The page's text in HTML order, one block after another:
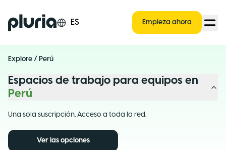
Logo Pluria ES Empieza ahora
Explore / Perú
Espacios de trabajo para equipos en
Perú
Una sola suscripción. Acceso a toda la red.
Ver las opciones